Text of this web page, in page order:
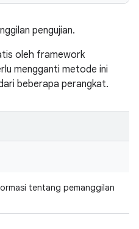
pengujian.
oleh framework
mengganti metode ini
beberapa perangkat.
tentang pemanggilan